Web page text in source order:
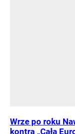
Wrze po roku
kontra „Cała